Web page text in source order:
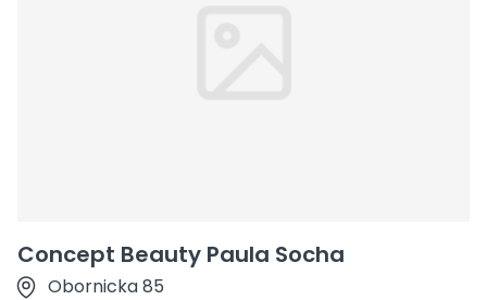
Concept Beauty Paula Socha
Obornicka 85